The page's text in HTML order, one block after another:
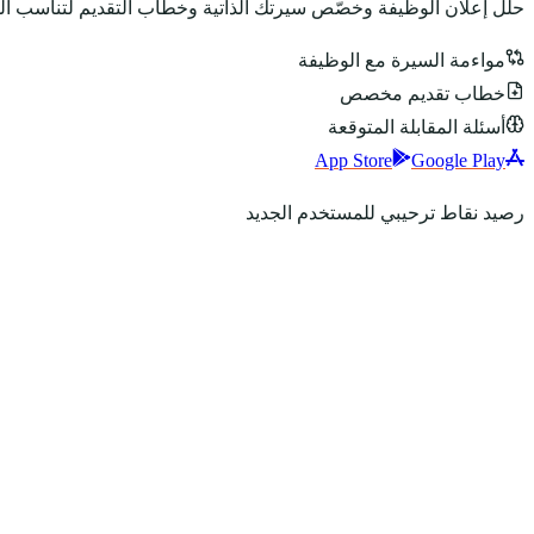
حلّل إعلان الوظيفة وخصّص سيرتك الذاتية وخطاب التقديم لتناسب
مواءمة السيرة مع الوظيفة
خطاب تقديم مخصص
أسئلة المقابلة المتوقعة
App Store
Google Play
رصيد نقاط ترحيبي للمستخدم الجديد